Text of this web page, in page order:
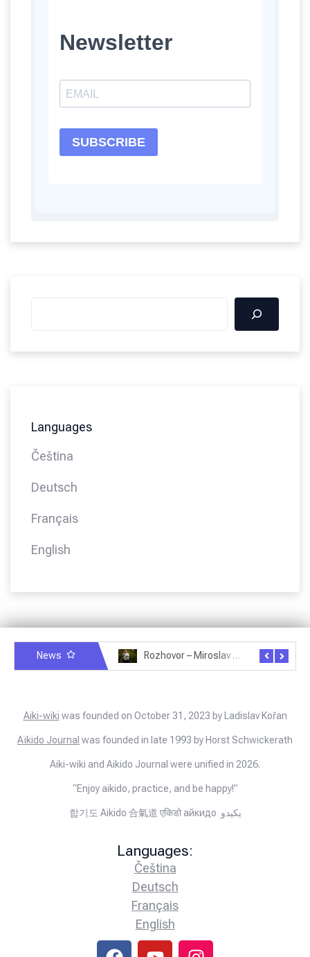
Languages
Čeština
Deutsch
Français
English
News Rozhovor – Joël Roche – 12.4.2025 – Praha, Karlín
Aiki-wiki was founded on October 31, 2023 by Ladislav Kořan
Aïkido Journal was founded in late 1993 by Horst Schwickerath
Aiki-wiki and Aikido Journal were unified in 2026.
“Enjoy aikido, practice, and be happy!”
합기도 Aikido 合氣道 एकिडो айкидо يكيدو
Languages:
Čeština
Deutsch
Français
English